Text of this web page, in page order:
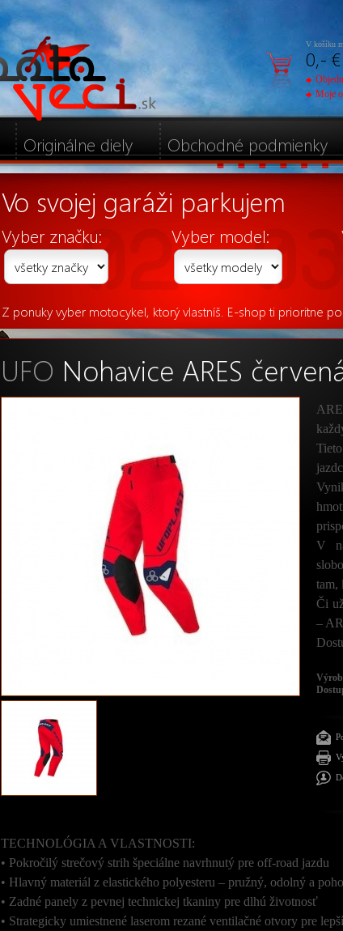
UFO Nohavice ARES
V
tam,
Či
–
TECHNOLÓGIA A VLASTNOSTI:
• Pokročilý strečový strih špeciálne navrhnutý pre off-road jazdu
• Hlavný materiál z elastického polyesteru – pružný, odolný a
• Zadné panely z pevnej technickej tkaniny pre dlhú životnosť
• Strategicky umiestnené laserom rezané ventilačné otvory pre
V košíku
0,- €
Moje
Originálne diely Obchodné podmienky